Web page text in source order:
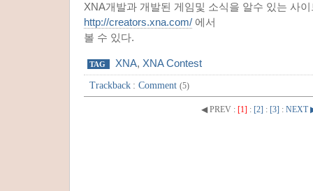
XNA개발과 개발된 게임및 소식을 알수 있는 사
http://creators.xna.com/ 에서
볼 수 있다.
TAG XNA, XNA Contest
Trackback : Comment (5)
◀ PREV : [1] : [2] : [3] : NEXT